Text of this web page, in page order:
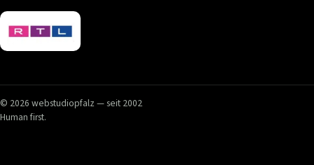
© 2026 webstudiopfalz — seit 2002
Human first.